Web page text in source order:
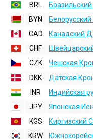
BRL
BYN
CAD
Канадский
CHF
CZK
Чешская
DKK
Датская
INR
Индийская
JPY
Японская
KGS
Киргизский
KRW